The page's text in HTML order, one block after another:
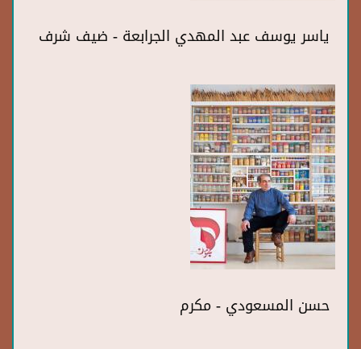
ياسر يوسف عبد المهدي الجرابعة - ضيف شرف
حسن المسعودي - مكرم